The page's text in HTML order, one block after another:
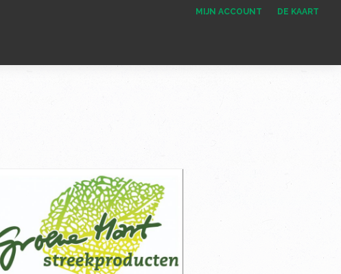
MIJN ACCOUNT DE KAART